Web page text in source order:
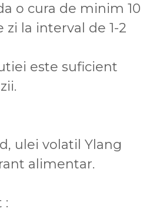
o cura de minim 10
zi la interval de 1-2
este suficient
ulei volatil Ylang
alimentar.
: